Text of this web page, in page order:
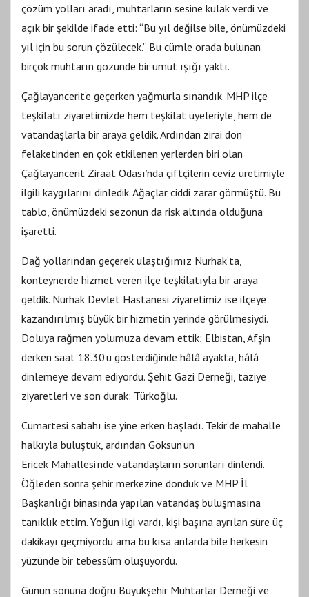
çözüm yolları aradı, muhtarların sesine kulak verdi ve
açık bir şekilde ifade etti: “Bu yıl değilse bile, önümüzdeki
yıl için bu sorun çözülecek.” Bu cümle orada bulunan
birçok muhtarın gözünde bir umut ışığı yaktı.
Çağlayancerit’e geçerken yağmurla sınandık. MHP ilçe
teşkilatı ziyaretimizde hem teşkilat üyeleriyle, hem de
vatandaşlarla bir araya geldik. Ardından zirai don
felaketinden en çok etkilenen yerlerden biri olan
Çağlayancerit Ziraat Odası’nda çiftçilerin ceviz üretimiyle
ilgili kaygılarını dinledik. Ağaçlar ciddi zarar görmüştü. Bu
tablo, önümüzdeki sezonun da risk altında olduğuna
işaretti.
Dağ yollarından geçerek ulaştığımız Nurhak’ta,
konteynerde hizmet veren ilçe teşkilatıyla bir araya
geldik. Nurhak Devlet Hastanesi ziyaretimiz ise ilçeye
kazandırılmış büyük bir hizmetin yerinde görülmesiydi.
Doluya rağmen yolumuza devam ettik; Elbistan, Afşin
derken saat 18.30’u gösterdiğinde hâlâ ayakta, hâlâ
dinlemeye devam ediyordu. Şehit Gazi Derneği, taziye
ziyaretleri ve son durak: Türkoğlu.
Cumartesi sabahı ise yine erken başladı. Tekir’de mahalle
halkıyla buluştuk, ardından Göksun’un
Ericek Mahallesi’nde vatandaşların sorunları dinlendi.
Öğleden sonra şehir merkezine döndük ve MHP İl
Başkanlığı binasında yapılan vatandaş buluşmasına
tanıklık ettim. Yoğun ilgi vardı, kişi başına ayrılan süre üç
dakikayı geçmiyordu ama bu kısa anlarda bile herkesin
yüzünde bir tebessüm oluşuyordu.
Günün sonuna doğru Büyükşehir Muhtarlar Derneği ve